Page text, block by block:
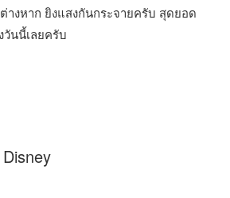
างหาก ยิงแสงกันกระจายครับ สุดยอด
วันนี้เลยครับ